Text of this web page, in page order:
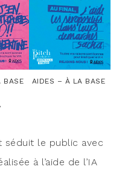
BASE AIDES – À LA BASE
séduit le public avec
à l’aide de l’IA